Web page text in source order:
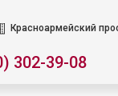
Красноармейский
302-39-08